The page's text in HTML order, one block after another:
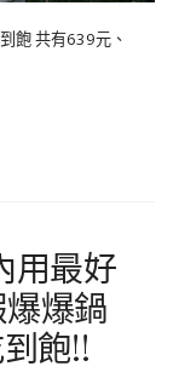
飽 共有639元、
用最好
爆鍋
飽!!